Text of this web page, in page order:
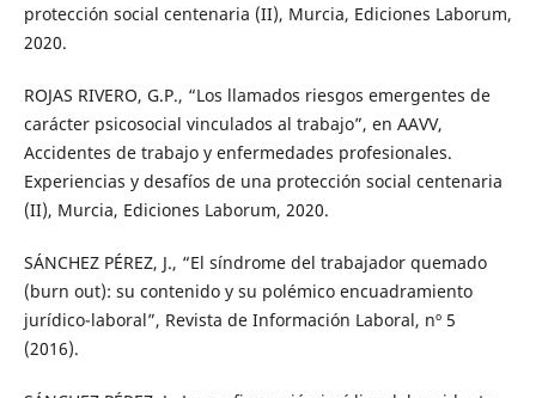
protección social centenaria (II), Murcia, Ediciones Laborum,
2020.
ROJAS RIVERO, G.P., “Los llamados riesgos emergentes de
carácter psicosocial vinculados al trabajo”, en AAVV,
Accidentes de trabajo y enfermedades profesionales.
Experiencias y desafíos de una protección social centenaria
(II), Murcia, Ediciones Laborum, 2020.
SÁNCHEZ PÉREZ, J., “El síndrome del trabajador quemado
(burn out): su contenido y su polémico encuadramiento
jurídico-laboral”, Revista de Información Laboral, nº 5
(2016).